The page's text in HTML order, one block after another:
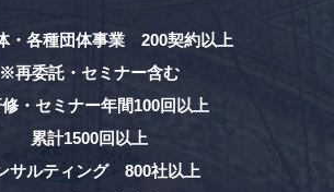
・各種団体事業 200契約以上
※再委託・セミナー含む
・セミナー年間100回以上
累計1500回以上
サルティング 800社以上